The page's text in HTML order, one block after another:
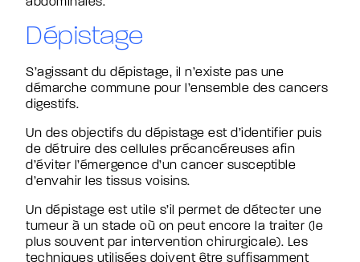
Dépistage
S’agissant du dépistage, il n’existe pas une
démarche commune pour l’ensemble des cancers
digestifs.
Un des objectifs du dépistage est d’identifier puis
de détruire des cellules précancéreuses afin
d’éviter l’émergence d’un cancer susceptible
d’envahir les tissus voisins.
Un dépistage est utile s’il permet de détecter une
tumeur à un stade où on peut encore la traiter (le
plus souvent par intervention chirurgicale). Les
techniques utilisées doivent être suffisamment